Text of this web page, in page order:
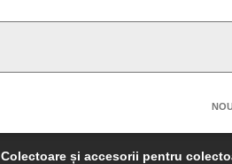
Colectoare și accesorii pentru